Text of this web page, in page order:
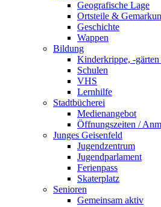
Geografische Lage
Ortsteile &
Geschichte
Wappen
Bildung
Kinderkrippe, -
Schulen
VHS
Lernhilfe
Stadtbücherei
Medienangebot
Öffnungszeiten /
Junges Geisenfeld
Jugendzentrum
Jugendparlament
Ferienpass
Skaterplatz
Senioren
Gemeinsam aktiv